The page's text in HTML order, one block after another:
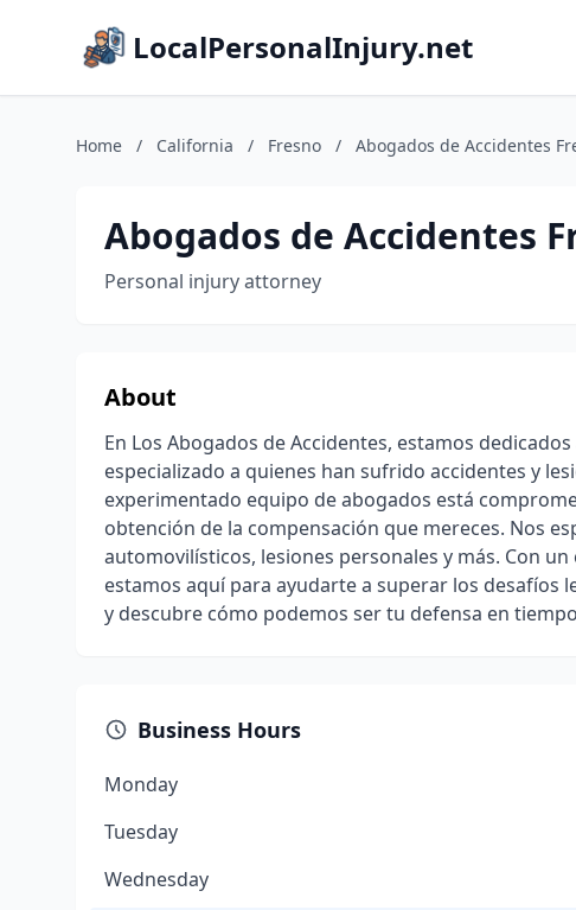
LocalPersonalInjury.net
Home / California / Fresno / Abogados de Accidentes
Abogados de Accidentes
Personal injury attorney
About
En Los Abogados de Accidentes, estamos
especializado a quienes han sufrido accidentes y
experimentado equipo de abogados está
obtención de la compensación que mereces. Nos
automovilísticos, lesiones personales y más. Con
estamos aquí para ayudarte a superar los desafíos
y descubre cómo podemos ser tu defensa en
Business Hours
Monday
Tuesday
Wednesday